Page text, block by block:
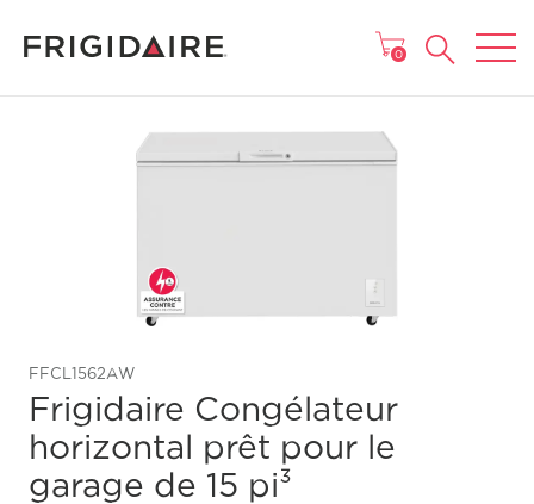
MENU
0
FFCL1562AW
Frigidaire Congélateur
horizontal prêt pour le
garage de 15 pi³